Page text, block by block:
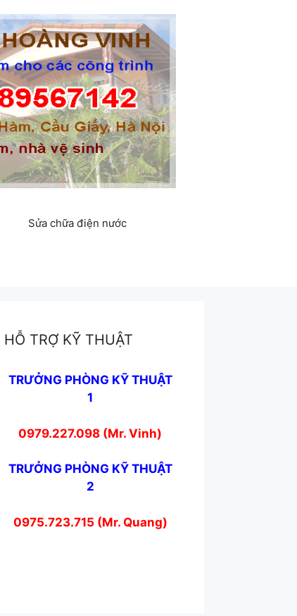
Sửa chữa điện nước
HỖ TRỢ KỸ THUẬT
TRƯỞNG PHÒNG KỸ THUẬT
1
0979.227.098 (Mr. Vinh)
TRƯỞNG PHÒNG KỸ THUẬT
2
0975.723.715 (Mr. Quang)